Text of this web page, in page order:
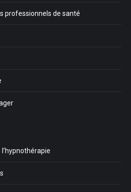
professionnels de santé
l’hypnothérapie